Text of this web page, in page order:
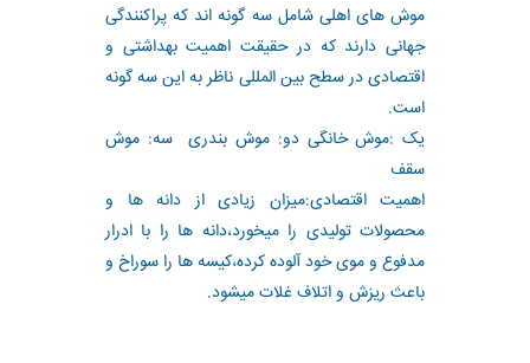
موش های اهلی شامل سه گونه اند که پراکنندگی
جهانی دارند که در حقیقت اهمیت بهداشتی و
اقتصادی در سطح بین المللی ناظر به این سه گونه
است.
یک :موش خانگی دو: موش بندری سه: موش
سقف
اهمیت اقتصادی:میزان زیادی از دانه ها و
محصولات تولیدی را میخورد،دانه ها را با ادرار
مدفوع و موی خود آلوده کرده،کیسه ها را سوراخ و
باعث ریزش و اتلاف غلات میشود.